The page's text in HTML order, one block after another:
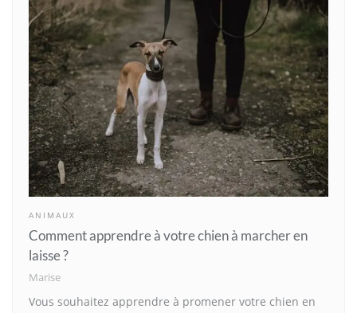
ANIMAUX
Comment apprendre à votre chien à marcher en
laisse ?
Marise
Vous souhaitez apprendre à promener votre chien en